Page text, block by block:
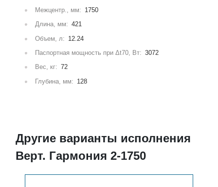
Межцентр., мм: 1750
Длина, мм: 421
Объем, л: 12.24
Паспортная мощность при Δt70, Вт: 3072
Вес, кг: 72
Глубина, мм: 128
Другие варианты исполнения
Верт. Гармония 2-1750